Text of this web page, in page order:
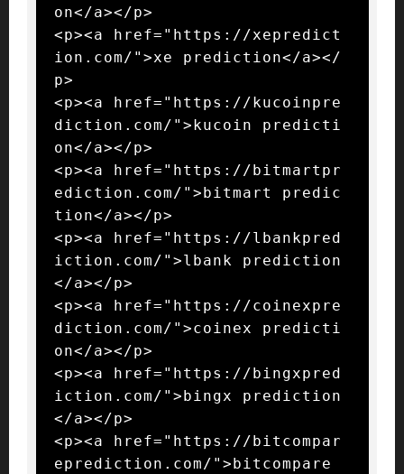
on</a></p>
<p><a href="https://xepredict
ion.com/">xe prediction</a></
p>
<p><a href="https://kucoinpre
diction.com/">kucoin predicti
on</a></p>
<p><a href="https://bitmartpr
ediction.com/">bitmart predic
tion</a></p>
<p><a href="https://lbankpred
iction.com/">lbank prediction
</a></p>
<p><a href="https://coinexpre
diction.com/">coinex predicti
on</a></p>
<p><a href="https://bingxpred
iction.com/">bingx prediction
</a></p>
<p><a href="https://bitcompar
eprediction.com/">bitcompare